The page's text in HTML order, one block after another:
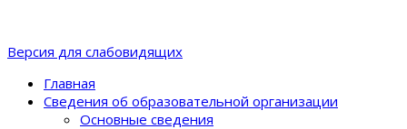
Версия для слабовидящих
Главная
Сведения об образовательной организации
Основные сведения